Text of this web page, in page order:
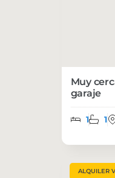
Muy
garaje
1 1
ALQUILER